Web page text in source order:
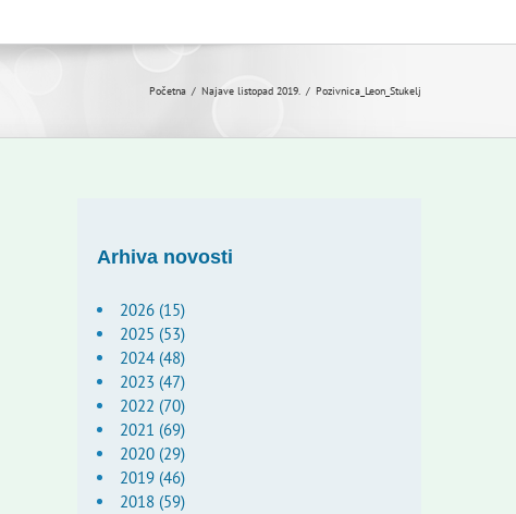
Početna Najave listopad 2019. Pozivnica_Leon_Stukelj
Arhiva novosti
2026 (15)
2025 (53)
2024 (48)
2023 (47)
2022 (70)
2021 (69)
2020 (29)
2019 (46)
2018 (59)